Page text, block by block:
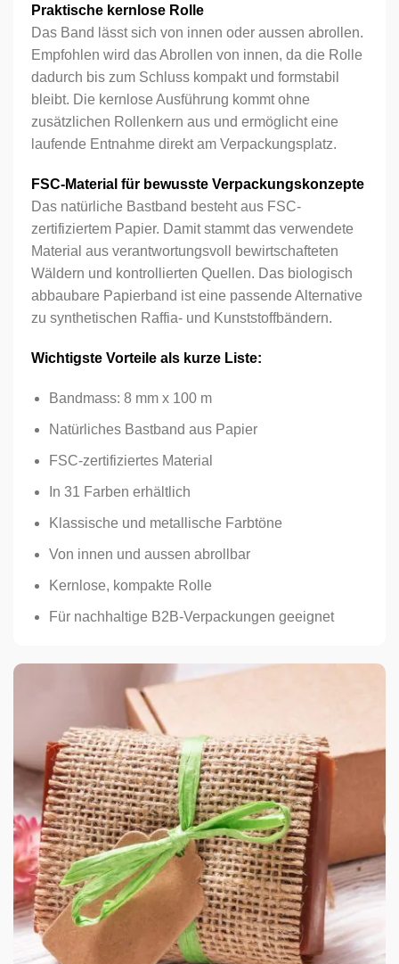
Praktische kernlose Rolle
Das Band lässt sich von innen oder aussen abrollen.
Empfohlen wird das Abrollen von innen, da die Rolle
dadurch bis zum Schluss kompakt und formstabil
bleibt. Die kernlose Ausführung kommt ohne
zusätzlichen Rollenkern aus und ermöglicht eine
laufende Entnahme direkt am Verpackungsplatz.
FSC-Material für bewusste Verpackungskonzepte
Das natürliche Bastband besteht aus FSC-
zertifiziertem Papier. Damit stammt das verwendete
Material aus verantwortungsvoll bewirtschafteten
Wäldern und kontrollierten Quellen. Das biologisch
abbaubare Papierband ist eine passende Alternative
zu synthetischen Raffia- und Kunststoffbändern.
Wichtigste Vorteile als kurze Liste:
Bandmass: 8 mm x 100 m
Natürliches Bastband aus Papier
FSC-zertifiziertes Material
In 31 Farben erhältlich
Klassische und metallische Farbtöne
Von innen und aussen abrollbar
Kernlose, kompakte Rolle
Für nachhaltige B2B-Verpackungen geeignet